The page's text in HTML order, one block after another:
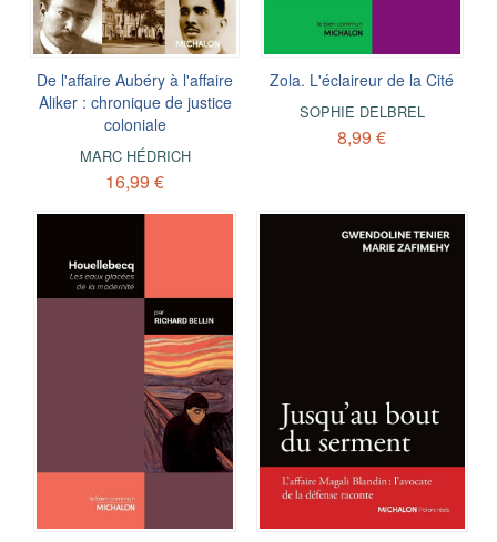
De l'affaire Aubéry à l'affaire
Aliker : chronique de justice
coloniale
MARC HÉDRICH
16,99 €
Zola. L'éclaireur de la Cité
SOPHIE DELBREL
8,99 €